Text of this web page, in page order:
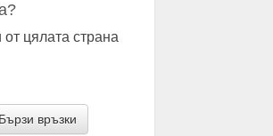
цялата страна
Бързи връзки